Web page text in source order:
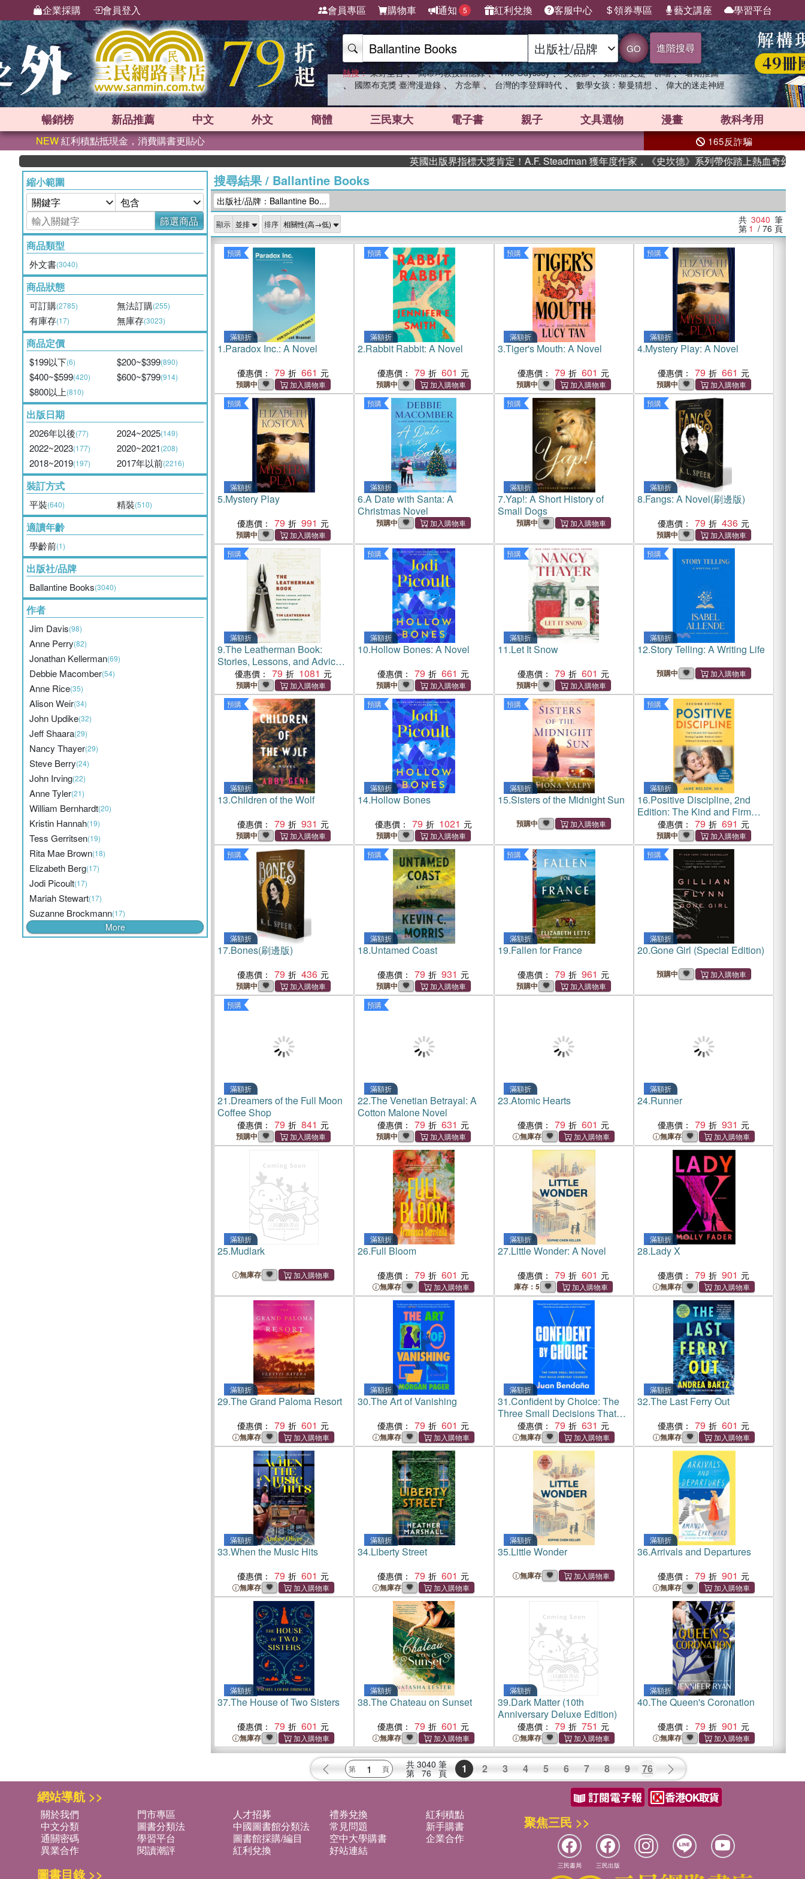
企業採購 會員登入 會員專區 購物車 通知 5 紅利兌換 客服中心 領券專區 藝文講座 學習平台
GO 進階搜尋
熱搜： 東野圭吾 、 高希均教授回憶錄 、 The Odyssey 、 父親節 、 如果歷史是一群喵 、 暑期推薦
、 國際布克獎 臺灣漫遊錄 、 方念華 、 台灣的李登輝時代 、 數學女孩：黎曼猜想 、 偉大的迷走神經
暢銷榜 新品推薦 中文 外文 簡體 三民東大 電子書 親子 文具選物 漫畫 教科考用
NEW紅利積點抵現金，消費購書更貼心 165反詐騙
英國出版界指標大獎肯定！A.F. Steadman 獲年度作家，《史坎德》系列帶你踏上熱血奇幻旅程
縮小範圍
篩選商品
商品類型
外文書(3040)
商品狀態
可訂購(2785) 無法訂購(255)
有庫存(17) 無庫存(3023)
商品定價
$199以下(6) $200~$399(890)
$400~$599(420) $600~$799(914)
$800以上(810)
出版日期
2026年以後(77) 2024~2025(149)
2022~2023(177) 2020~2021(208)
2018~2019(197) 2017年以前(2216)
裝訂方式
平裝(640) 精裝(510)
適讀年齡
學齡前(1)
出版社/品牌
Ballantine Books(3040)
作者
Jim Davis(98)
Anne Perry(82)
Jonathan Kellerman(69)
Debbie Macomber(54)
Anne Rice(35)
Alison Weir(34)
John Updike(32)
Jeff Shaara(29)
Nancy Thayer(29)
Steve Berry(24)
John Irving(22)
Anne Tyler(21)
William Bernhardt(20)
Kristin Hannah(19)
Tess Gerritsen(19)
Rita Mae Brown(18)
Elizabeth Berg(17)
Jodi Picoult(17)
Mariah Stewart(17)
Suzanne Brockmann(17)
More
搜尋結果/ Ballantine Books
出版社/品牌：Ballantine Bo...
顯示 排序 共 3040 筆
第 1 / 76 頁
預購
滿額折
1.Paradox Inc.: A Novel
優惠價： 79 661
預購中
預購
滿額折
2.Rabbit Rabbit: A Novel
優惠價： 79 601
預購中
預購
滿額折
3.Tiger's Mouth: A Novel
優惠價： 79 601
預購中
預購
滿額折
4.Mystery Play: A Novel
優惠價： 79 661
預購中
預購
滿額折
5.Mystery Play
優惠價： 79 991
預購中
預購
滿額折
6.A Date with Santa: A
Christmas Novel
預購中
預購
滿額折
7.Yap!: A Short History of
Small Dogs
預購中
預購
滿額折
8.Fangs: A Novel(刷邊版)
優惠價： 79 436
預購中
預購
滿額折
9.The Leatherman Book:
Stories, Lessons, and Advice
from the Inventor of America's
Original Multi-Tool
優惠價： 79 1081
預購中
預購
滿額折
10.Hollow Bones: A Novel
優惠價： 79 661
預購中
預購
滿額折
11.Let It Snow
優惠價： 79 601
預購中
預購
滿額折
12.Story Telling: A Writing Life
預購中
預購
滿額折
13.Children of the Wolf
優惠價： 79 931
預購中
預購
滿額折
14.Hollow Bones
優惠價： 79 1021
預購中
預購
滿額折
15.Sisters of the Midnight Sun
預購中
預購
滿額折
16.Positive Discipline, 2nd
Edition: The Kind and Firm
Approach to Raising Capable,
Resilient Kids-Without
Punishment or Rewards
優惠價： 79 691
預購中
預購
滿額折
17.Bones(刷邊版)
優惠價： 79 436
預購中
預購
滿額折
18.Untamed Coast
優惠價： 79 931
預購中
預購
滿額折
19.Fallen for France
優惠價： 79 961
預購中
預購
滿額折
20.Gone Girl (Special Edition)
預購中
預購
滿額折
21.Dreamers of the Full Moon
Coffee Shop
優惠價： 79 841
預購中
預購
滿額折
22.The Venetian Betrayal: A
Cotton Malone Novel
優惠價： 79 631
預購中
滿額折
23.Atomic Hearts
優惠價： 79 601
無庫存
滿額折
24.Runner
優惠價： 79 931
無庫存
滿額折
25.Mudlark
無庫存
滿額折
26.Full Bloom
優惠價： 79 601
無庫存
滿額折
27.Little Wonder: A Novel
優惠價： 79 601
庫存：5
滿額折
28.Lady X
優惠價： 79 901
無庫存
滿額折
29.The Grand Paloma Resort
優惠價： 79 601
無庫存
滿額折
30.The Art of Vanishing
優惠價： 79 601
無庫存
滿額折
31.Confident by Choice: The
Three Small Decisions That
Build Everyday Courage
優惠價： 79 631
無庫存
滿額折
32.The Last Ferry Out
優惠價： 79 601
無庫存
滿額折
33.When the Music Hits
優惠價： 79 601
無庫存
滿額折
34.Liberty Street
優惠價： 79 601
無庫存
滿額折
35.Little Wonder
無庫存
滿額折
36.Arrivals and Departures
優惠價： 79 901
無庫存
滿額折
37.The House of Two Sisters
優惠價： 79 601
無庫存
滿額折
38.The Chateau on Sunset
優惠價： 79 601
無庫存
滿額折
39.Dark Matter (10th
Anniversary Deluxe Edition)
優惠價： 79 751
無庫存
滿額折
40.The Queen's Coronation
優惠價： 79 901
無庫存
共 3040 筆
第 76 頁 1 2 3 4 5 6 7 8 9 76
網站導航 >>
關於我們 門市專區 人才招募 禮券兌換
紅利積點
中文分類
圖書分類法 中國圖書館分類法 常見問題
新手購書
通關密碼
學習平台 圖書館採購/編目 空中大學購書
企業合作
異業合作
閱讀潮評 紅利兌換 好站連結
圖書目錄 >>
聚焦三民 >>
三民書局 三民出版